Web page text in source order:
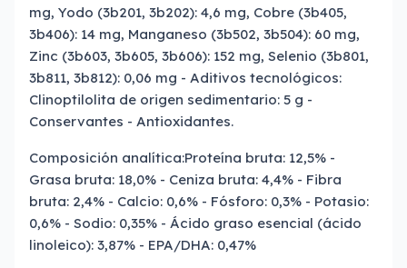
mg, Yodo (3b201, 3b202): 4,6 mg, Cobre (3b405,
3b406): 14 mg, Manganeso (3b502, 3b504): 60 mg,
Zinc (3b603, 3b605, 3b606): 152 mg, Selenio (3b801,
3b811, 3b812): 0,06 mg - Aditivos tecnológicos:
Clinoptilolita de origen sedimentario: 5 g -
Conservantes - Antioxidantes.
Composición analítica:Proteína bruta: 12,5% -
Grasa bruta: 18,0% - Ceniza bruta: 4,4% - Fibra
bruta: 2,4% - Calcio: 0,6% - Fósforo: 0,3% - Potasio:
0,6% - Sodio: 0,35% - Ácido graso esencial (ácido
linoleico): 3,87% - EPA/DHA: 0,47%